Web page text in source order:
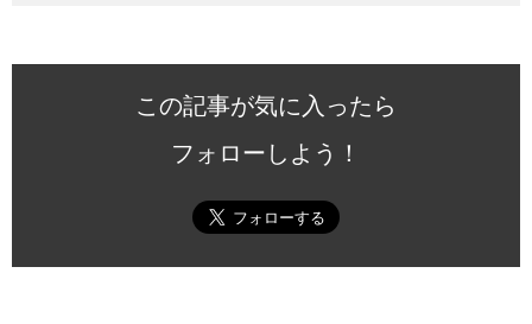
この記事が気に入ったら
フォローしよう！